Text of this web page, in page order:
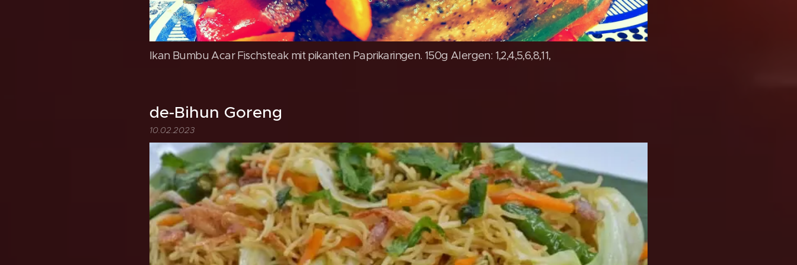
Ikan Bumbu Acar Fischsteak mit pikanten Paprikaringen. 150g Alergen: 1,2,4,5,6,8,11,
de-Bihun Goreng
10.02.2023